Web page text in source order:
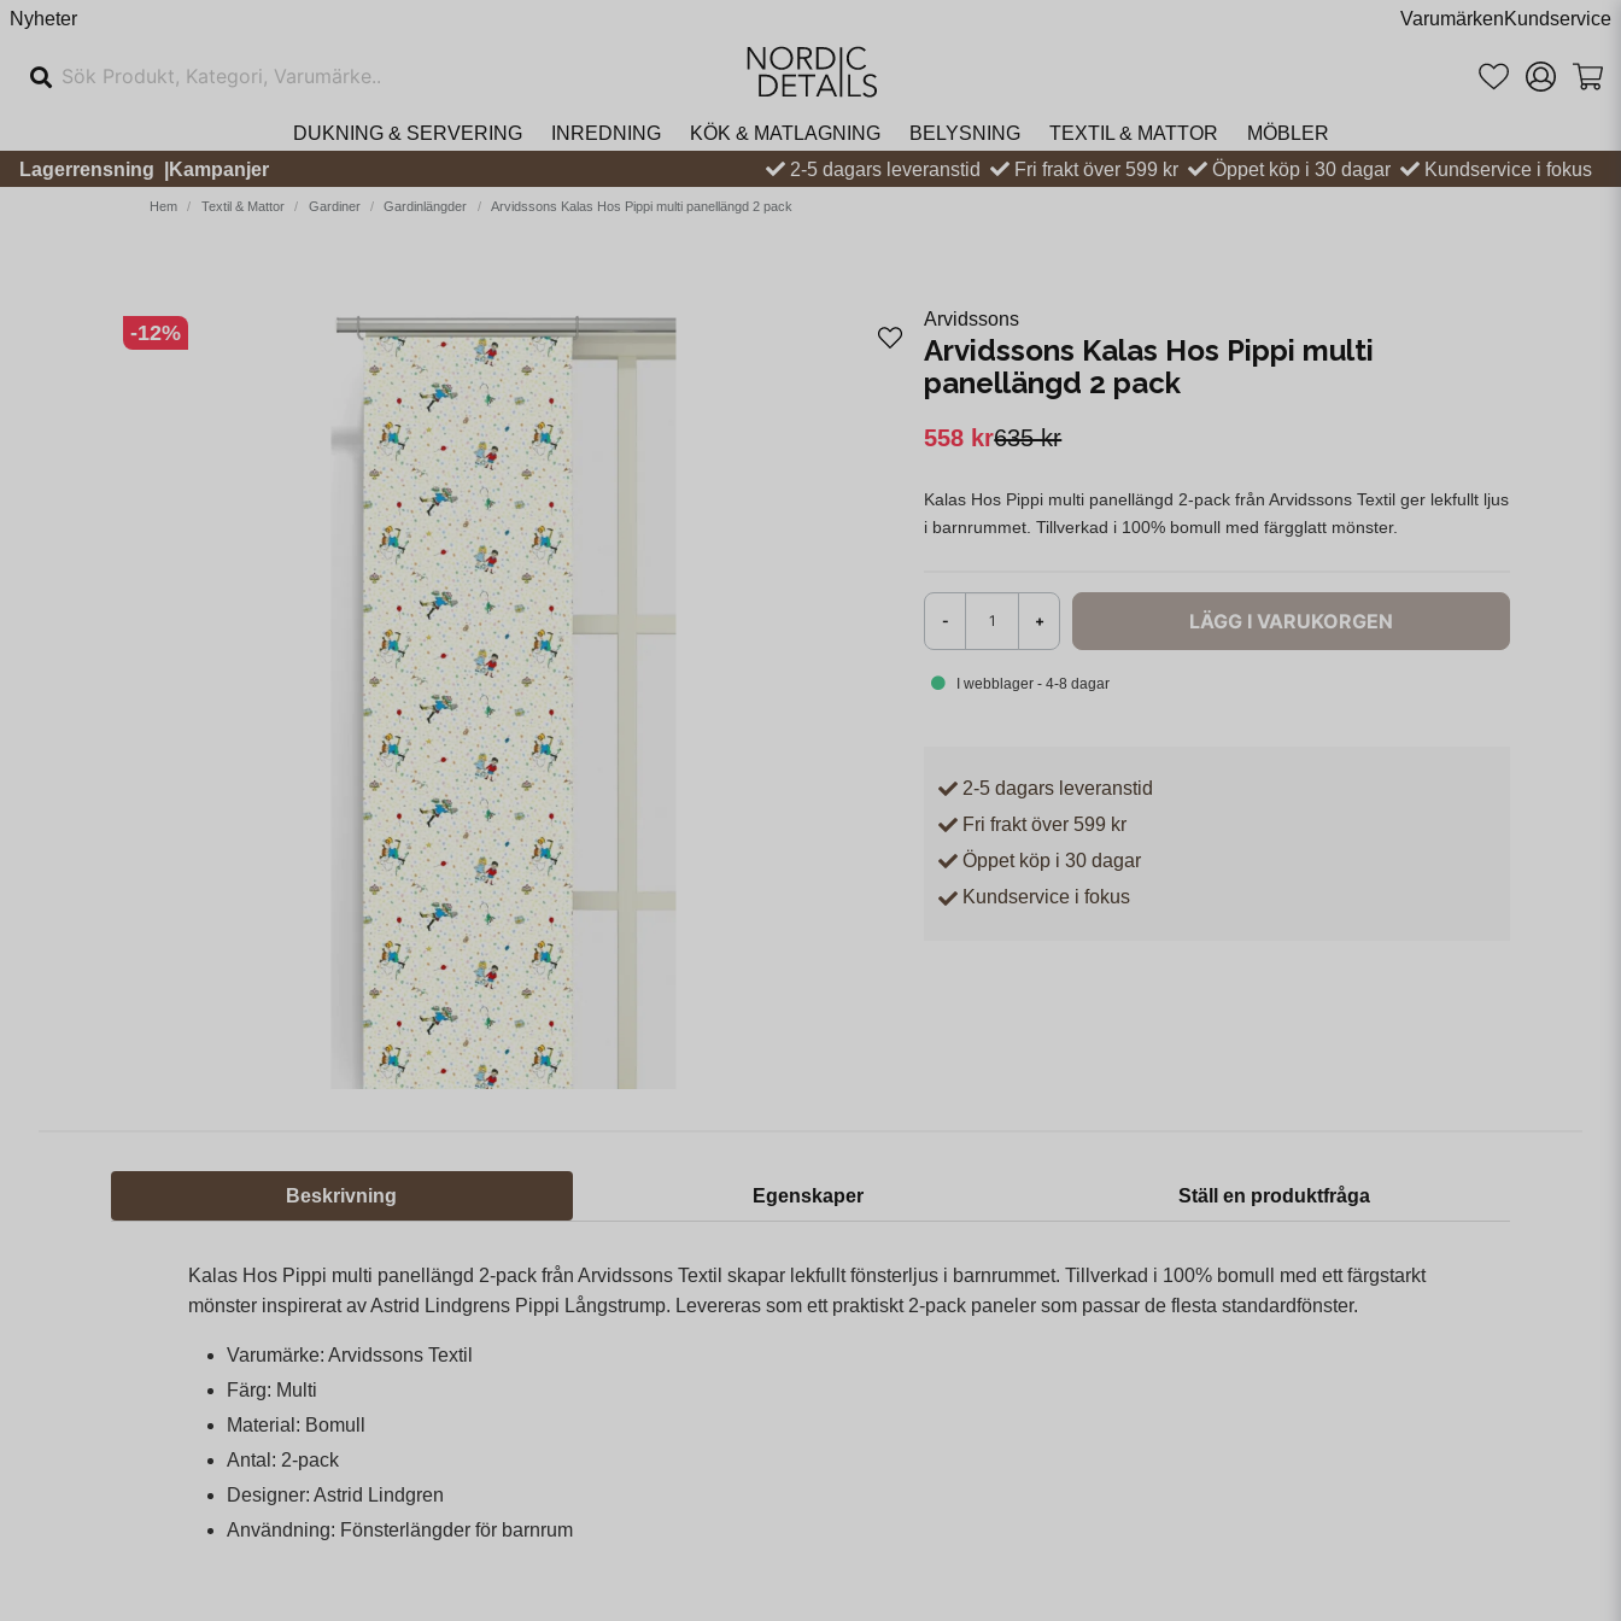
Nyheter VarumärkenKundservice
DUKNING & SERVERING INREDNING KÖK & MATLAGNING BELYSNING TEXTIL & MATTOR
MÖBLER
Lagerrensning
Kampanjer 2-5 dagars leveranstid Fri frakt över 599 kr Öppet köp i 30 dagar Kundservice i fokus
Hem Textil & Mattor Gardiner Gardinlängder Arvidssons Kalas Hos Pippi multi panellängd 2 pack
-12%
Arvidssons
Arvidssons Kalas Hos Pippi multi
panellängd 2 pack
635 kr
558 kr
Kalas Hos Pippi multi panellängd 2-pack från Arvidssons Textil ger lekfullt ljus
i barnrummet. Tillverkad i 100% bomull med färgglatt mönster.
- + LÄGG I VARUKORGEN
I webblager - 4-8 dagar
2-5 dagars leveranstid
Fri frakt över 599 kr
Öppet köp i 30 dagar
Kundservice i fokus
Beskrivning Egenskaper Ställ en produktfråga
Kalas Hos Pippi multi panellängd 2-pack från Arvidssons Textil skapar lekfullt fönsterljus i barnrummet. Tillverkad i 100% bomull med ett färgstarkt
mönster inspirerat av Astrid Lindgrens Pippi Långstrump. Levereras som ett praktiskt 2-pack paneler som passar de flesta standardfönster.
Varumärke: Arvidssons Textil
Färg: Multi
Material: Bomull
Antal: 2-pack
Designer: Astrid Lindgren
Användning: Fönsterlängder för barnrum